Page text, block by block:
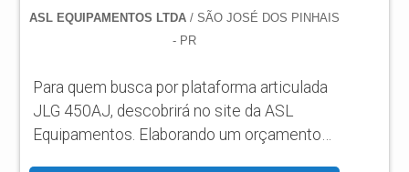
ASL EQUIPAMENTOS LTDA/ SÃO JOSÉ DOS PINHAIS
- PR
Para quem busca por plataforma articulada
JLG 450AJ, descobrirá no site da ASL
Equipamentos. Elaborando um orçamento